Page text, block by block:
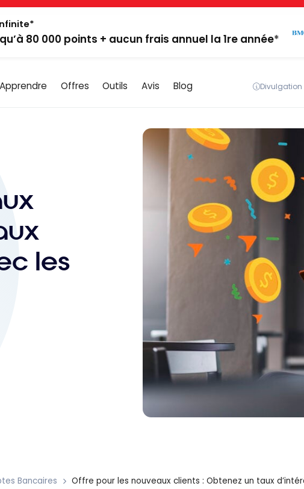
80 000 points + aucun frais annuel la 1re année*
Apprendre Offres Outils Avis Blog
les
Bancaires
Offre pour les nouveaux clients : Obtenez un taux